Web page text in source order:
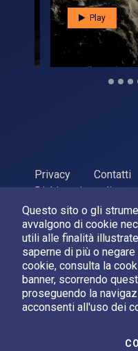
Questo sito o gli
avvalgono di cookie
utili alle finalità
saperne di più o
cookie, consulta la
banner, scorrendo
proseguendo la
acconsenti all'uso dei
Play
Privacy
Contatti
Dichiarazione di
ASI Agenzia Spaziale
Sviluppato daLPM
Seguici su:
Asi su Facebook
Asi su X